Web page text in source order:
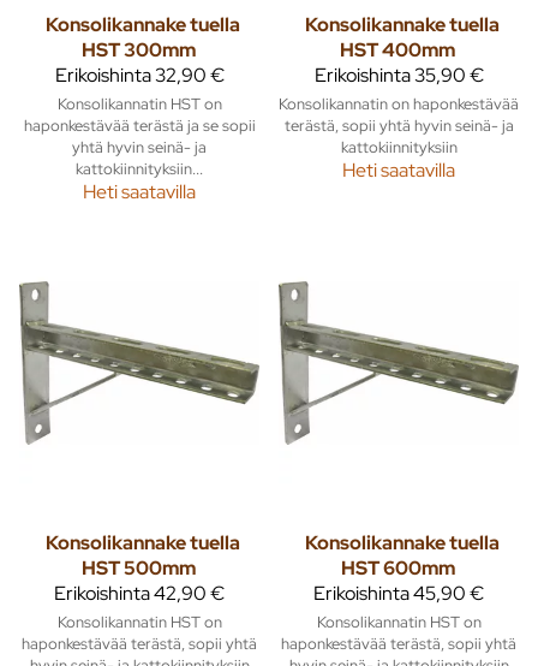
Konsolikannake tuella
HST 300mm
Erikoishinta32,90 €
Konsolikannatin HST on
haponkestävää terästä ja se sopii
yhtä hyvin seinä- ja
kattokiinnityksiin...
Heti saatavilla
Konsolikannake tuella
HST 400mm
Erikoishinta35,90 €
Konsolikannatin on haponkestävää
terästä, sopii yhtä hyvin seinä- ja
kattokiinnityksiin
Heti saatavilla
Konsolikannake tuella
HST 500mm
Erikoishinta42,90 €
Konsolikannatin HST on
haponkestävää terästä, sopii yhtä
Konsolikannake tuella
HST 600mm
Erikoishinta45,90 €
Konsolikannatin HST on
haponkestävää terästä, sopii yhtä